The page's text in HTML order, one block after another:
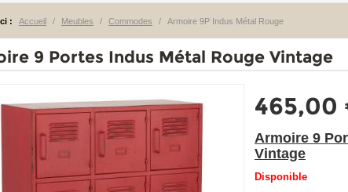
: Accueil / Meubles / Commodes / Armoire 9P Indus Métal Rouge
9 Portes Indus Métal Rouge Vintage
465,00
Armoire 9
Vintage
Disponible